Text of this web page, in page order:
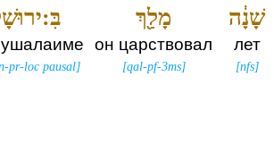
שָׁנָ֔ה
лет
[nfs]
מָלַ֖ךְ
он царствовал
[qal-pf-3ms]
pr-loc pausal]